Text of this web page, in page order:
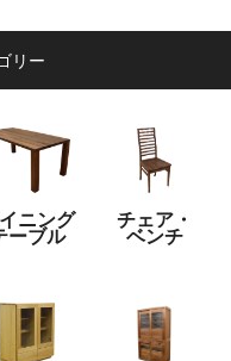
カットするため、こ
ほど大きめにカッ
リー
ニング
ーブル
チェア・
ベンチ